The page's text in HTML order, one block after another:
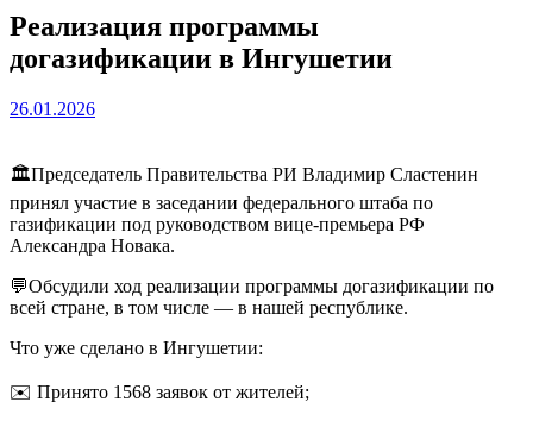
Реализация программы
догазификации в Ингушетии
26.01.2026
🏛Председатель Правительства РИ Владимир Сластенин
принял участие в заседании федерального штаба по
газификации под руководством вице-премьера РФ
Александра Новака.
💬Обсудили ход реализации программы догазификации по
всей стране, в том числе — в нашей республике.
Что уже сделано в Ингушетии:
✉️ Принято 1568 заявок от жителей;